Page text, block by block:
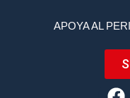
APOYA AL